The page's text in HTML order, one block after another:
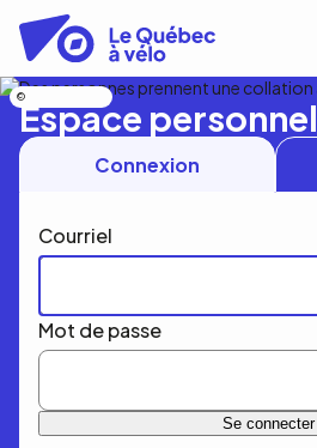
contenu
principal
Espace personnel
Connexion
Courriel
Mot de passe